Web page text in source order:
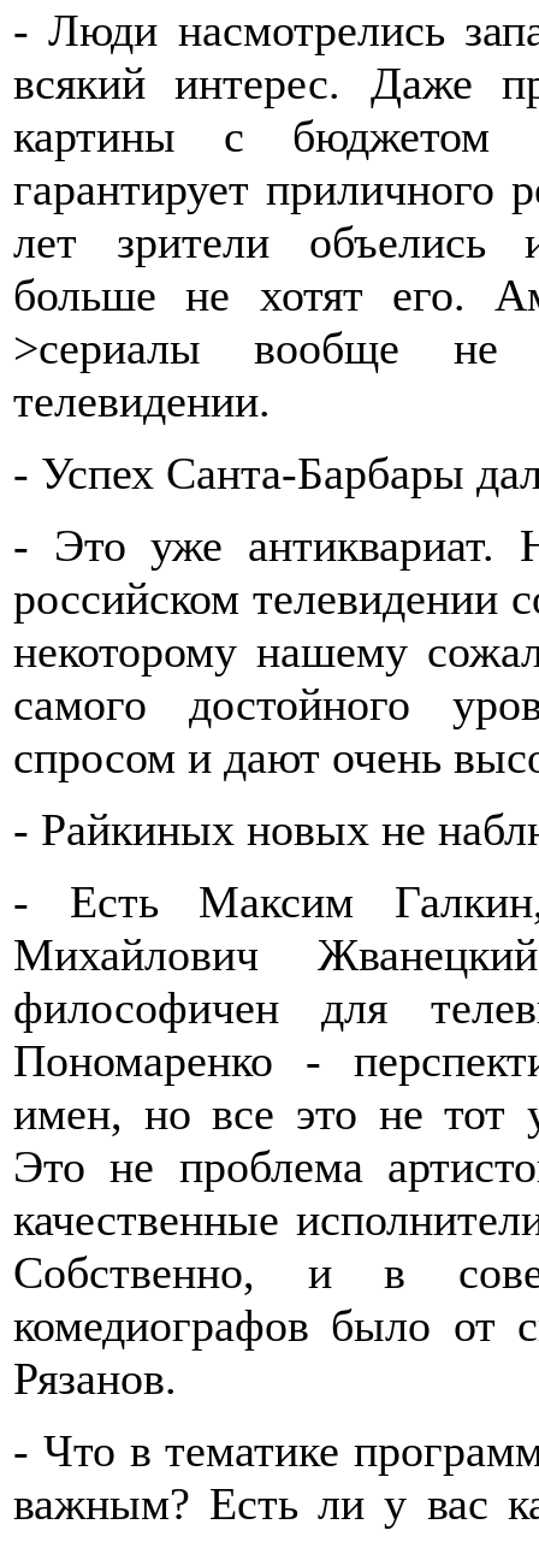
- Люди насмотрелись
всякий интерес. Даже
картины с бюджетом
гарантирует приличного
лет зрители объелись
больше не хотят его.
>сериалы вообще
телевидении.
- Успех Санта-Барбары
- Это уже антиквариат.
российском телевидении
некоторому нашему
самого достойного
спросом и дают очень
- Райкиных новых не
- Есть Максим
Михайлович
философичен для
Пономаренко -
имен, но все это не тот
Это не проблема
качественные
Собственно, и в
комедиографов было от
Рязанов.
- Что в тематике
важным? Есть ли у вас